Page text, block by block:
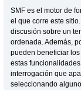
SMF es el motor de
el que corre este
discusión sobre un
ordenada. Además,
pueden beneficiar
estas
interrogación que
seleccionando